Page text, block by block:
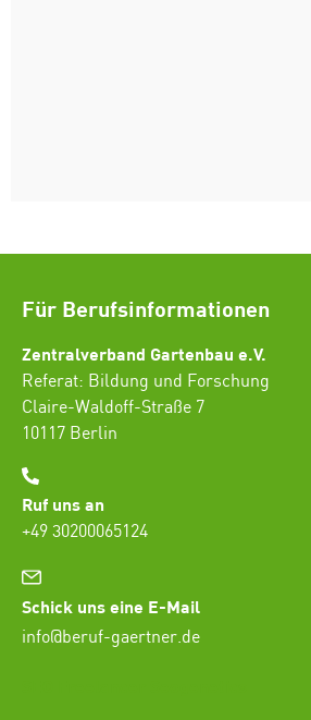
Für Berufsinformationen
Zentralverband Gartenbau e.V.
Referat: Bildung und Forschung
Claire-Waldoff-Straße 7
10117 Berlin
Ruf uns an
+49 30200065124
Schick uns eine E-Mail
info@beruf-gaertner.de